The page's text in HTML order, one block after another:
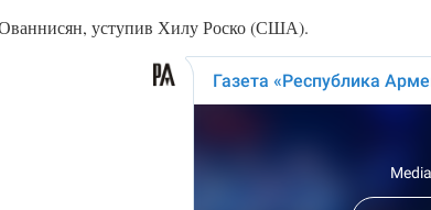
уступив Хилу Роско (США).